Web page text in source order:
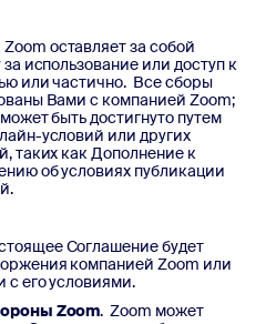
оставляет за собой
использование или доступ к
или частично. Все сборы
Вами с компанией Zoom;
быть достигнуто путем
условий или других
таких как Дополнение к
об условиях публикации
Соглашение будет
компанией Zoom или
с его условиями.
Zoom. Zoom может